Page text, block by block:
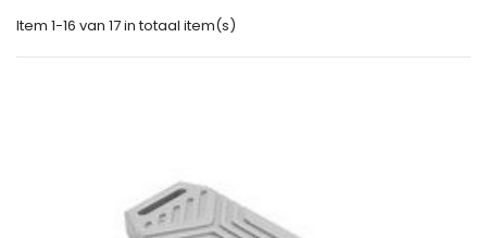
Item 1-16 van 17 in totaal item(s)